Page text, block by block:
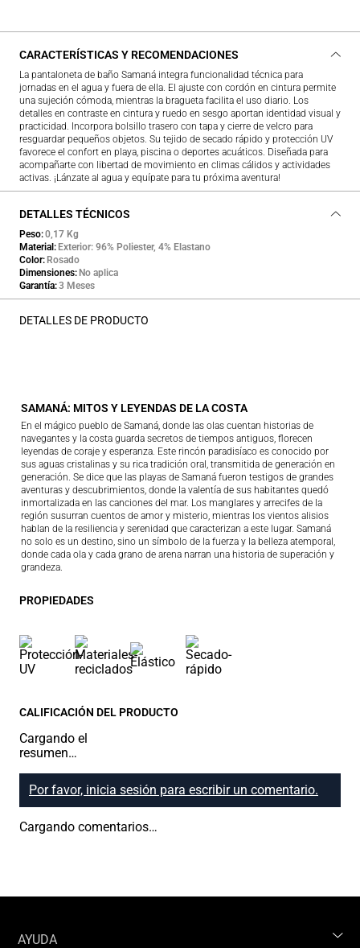
CARACTERÍSTICAS Y RECOMENDACIONES
La pantaloneta de baño Samaná integra funcionalidad técnica para
jornadas en el agua y fuera de ella. El ajuste con cordón en cintura permite
una sujeción cómoda, mientras la bragueta facilita el uso diario. Los
detalles en contraste en cintura y ruedo en sesgo aportan identidad visual y
practicidad. Incorpora bolsillo trasero con tapa y cierre de velcro para
resguardar pequeños objetos. Su tejido de secado rápido y protección UV
favorece el confort en playa, piscina o deportes acuáticos. Diseñada para
acompañarte con libertad de movimiento en climas cálidos y actividades
activas. ¡Lánzate al agua y equípate para tu próxima aventura!
DETALLES TÉCNICOS
Peso 0,17 Kg
Material
Exterior: 96% Poliester, 4% Elastano
Color Rosado
Dimensiones No aplica
Garantía 3 Meses
DETALLES DE PRODUCTO
SAMANÁ: MITOS Y LEYENDAS DE LA COSTA
En el mágico pueblo de Samaná, donde las olas cuentan historias de
navegantes y la costa guarda secretos de tiempos antiguos, florecen
leyendas de coraje y esperanza. Este rincón paradisíaco es conocido por
sus aguas cristalinas y su rica tradición oral, transmitida de generación en
generación. Se dice que las playas de Samaná fueron testigos de grandes
aventuras y descubrimientos, donde la valentía de sus habitantes quedó
inmortalizada en las canciones del mar. Los manglares y arrecifes de la
región susurran cuentos de amor y misterio, mientras los vientos alisios
hablan de la resiliencia y serenidad que caracterizan a este lugar. Samaná
no solo es un destino, sino un símbolo de la fuerza y la belleza atemporal,
donde cada ola y cada grano de arena narran una historia de superación y
grandeza.
PROPIEDADES
CALIFICACIÓN DEL PRODUCTO
Cargando el
resumen…
Por favor, inicia sesión para escribir un comentario.
Cargando comentarios…
AYUDA